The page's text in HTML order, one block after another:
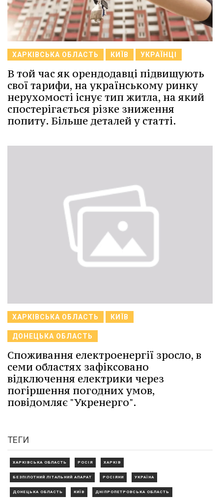
ХАРКІВСЬКА ОБЛАСТЬ КИЇВ УКРАЇНЦІ
В той час як орендодавці підвищують
свої тарифи, на українському ринку
нерухомості існує тип житла, на який
спостерігається різке зниження
попиту. Більше деталей у статті.
ХАРКІВСЬКА ОБЛАСТЬ КИЇВ
ДОНЕЦЬКА ОБЛАСТЬ
Споживання електроенергії зросло, в
семи областях зафіксовано
відключення електрики через
погіршення погодних умов,
повідомляє "Укренерго".
ТЕГИ
ХАРКІВСЬКА ОБЛАСТЬ РОСІЯ ХАРКІВ
БЕЗПІЛОТНИЙ ЛІТАЛЬНИЙ АПАРАТ РОСІЯНИ УКРАЇНА
ДОНЕЦЬКА ОБЛАСТЬ КИЇВ ДНІПРОПЕТРОВСЬКА ОБЛАСТЬ